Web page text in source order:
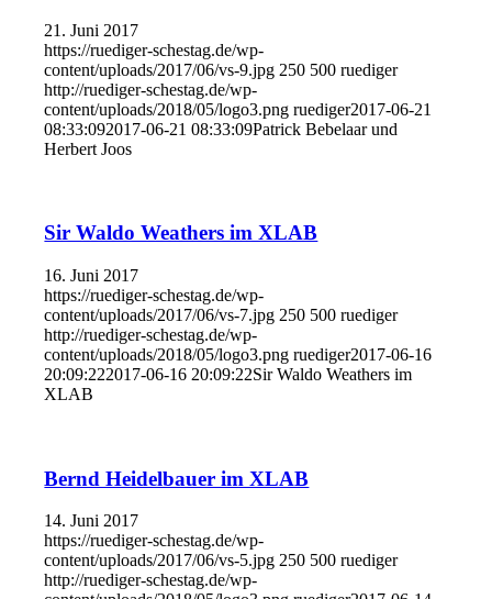
21. Juni 2017
https://ruediger-schestag.de/wp-
content/uploads/2017/06/vs-9.jpg 250 500 ruediger
http://ruediger-schestag.de/wp-
content/uploads/2018/05/logo3.png ruediger2017-06-21
08:33:092017-06-21 08:33:09Patrick Bebelaar und
Herbert Joos
Sir Waldo Weathers im XLAB
16. Juni 2017
https://ruediger-schestag.de/wp-
content/uploads/2017/06/vs-7.jpg 250 500 ruediger
http://ruediger-schestag.de/wp-
content/uploads/2018/05/logo3.png ruediger2017-06-16
20:09:222017-06-16 20:09:22Sir Waldo Weathers im
XLAB
Bernd Heidelbauer im XLAB
14. Juni 2017
https://ruediger-schestag.de/wp-
content/uploads/2017/06/vs-5.jpg 250 500 ruediger
http://ruediger-schestag.de/wp-